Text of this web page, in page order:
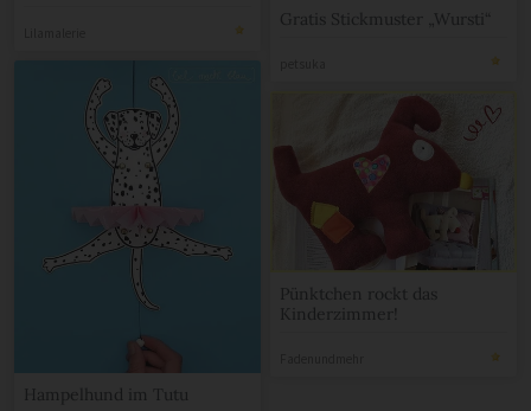
Gratis Stickmuster „Wursti“
Hampelhund im Tutu
Pünktchen rockt das
Kinderzimmer!